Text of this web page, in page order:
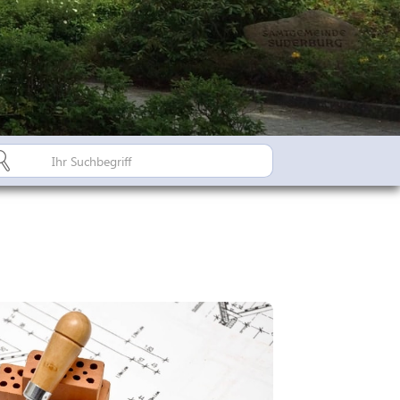
Land
Bürgerinfo A-Z
Dorfregion /
Suderburg - Stahlbachtal